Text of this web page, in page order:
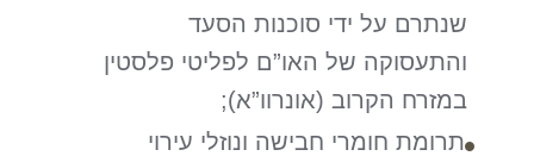
שנתרם על ידי סוכנות הסעד
והתעסוקה של האו”ם לפליטי פלסטין
במזרח הקרוב (אונרוו”א);
תרומת חומרי חבישה ונוזלי עירוי